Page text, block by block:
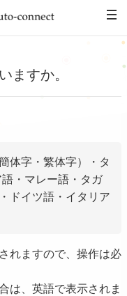
Japan Wi-Fi
ますか。
体字・繁体字）・タ
・マレー語・タガ
ドイツ語・イタリア
れますので、操作は必
は、英語で表示されま